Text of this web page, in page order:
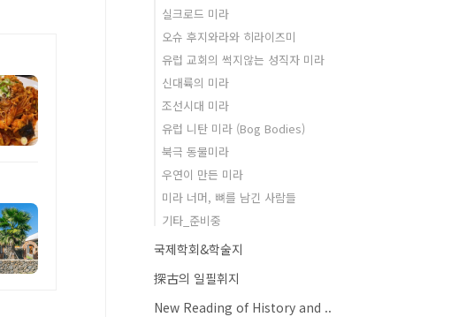
실크로드 미라
오슈 후지와라와 히라이즈미
유럽 교회의 썩지않는 성직자 미라
신대륙의 미라
조선시대 미라
유럽 니탄 미라 (Bog Bodies)
북극 동물미라
우연이 만든 미라
미라 너머, 뼈를 남긴 사람들
기타_준비중
국제학회&학술지
探古의 일필휘지
New Reading of History and ..